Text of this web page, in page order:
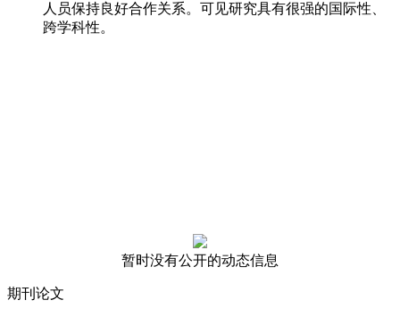
人员保持良好合作关系。可见研究具有很强的国际性、
跨学科性。
暂时没有公开的动态信息
期刊论文